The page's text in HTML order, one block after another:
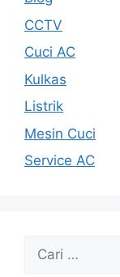
CCTV
Cuci AC
Kulkas
Listrik
Mesin Cuci
Service AC
Cari